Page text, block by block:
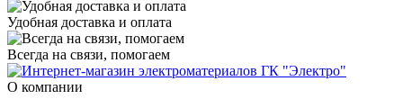
Удобная доставка и оплата
Всегда на связи, помогаем
О компании